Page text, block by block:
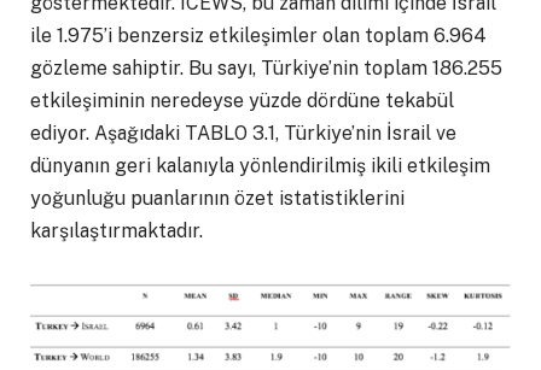
ile 1.975’i benzersiz etkileşimler olan toplam 6.964
gözleme sahiptir. Bu sayı, Türkiye’nin toplam 186.255
etkileşiminin neredeyse yüzde dördüne tekabül
ediyor. Aşağıdaki TABLO 3.1, Türkiye’nin İsrail ve
dünyanın geri kalanıyla yönlendirilmiş ikili etkileşim
yoğunluğu puanlarının özet istatistiklerini
karşılaştırmaktadır.